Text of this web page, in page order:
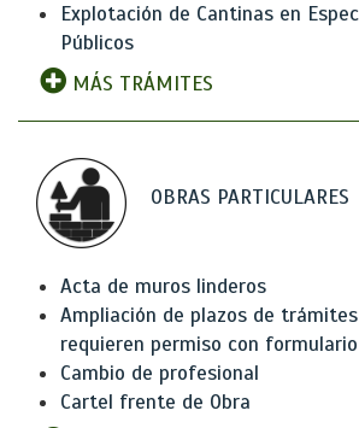
Explotación de Cantinas en
Públicos
MÁS TRÁMITES
OBRAS PARTICULARES
Acta de muros linderos
Ampliación de plazos de
requieren permiso con formulario
Cambio de profesional
Cartel frente de Obra